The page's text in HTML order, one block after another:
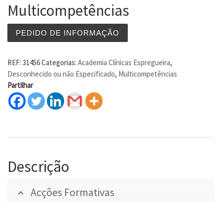
Multicompetências
PEDIDO DE INFORMAÇÃO
REF: 31456Categorias: Academia Clínicas Espregueira,
Desconhecido ou não Especificado, Multicompetências
Partilhar
Descrição
Acções Formativas